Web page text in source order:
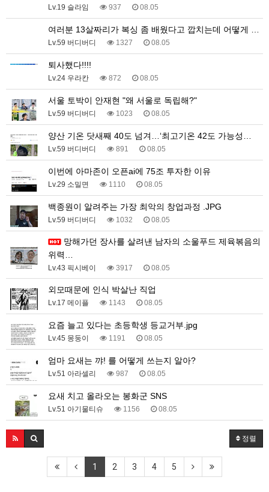
Lv.19 슬라임 937 08.05
여러분 13살짜리가 복싱 좀 배웠다고 깝치는데 어떻게 …
Lv.59 버디버디 1327 08.05
퇴사했다!!!!
Lv.24 우라칸 872 08.05
서울 토박이 안재현 "왜 서울로 독립해?"
Lv.59 버디버디 1023 08.05
양산 기온 닷새째 40도 넘겨…‘최고기온 42도 가능성…
Lv.59 버디버디 891 08.05
이번에 아마존이 오픈ai에 75조 투자한 이유
Lv.29 소밀면 1110 08.05
백종원이 알려주는 가장 최악의 창업과정 .JPG
Lv.59 버디버디 1032 08.05
위력…
Lv.43 픽시베이 3917 08.05
외모때문에 인식 박살난 직업
Lv.17 메이플 1143 08.05
요즘 늘고 있다는 초등학생 등교거부.jpg
Lv.45 몽둥이 1191 08.05
엄마 요새는 꺄! 를 어떻게 쓰는지 알아?
Lv.51 아라셀리 987 08.05
요새 치고 올라오는 봉화군 SNS
Lv.51 아기물티슈 1156 08.05
정렬
1 2 3 4 5